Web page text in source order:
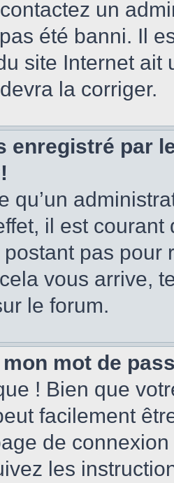
un
été banni. Il
site Internet
la corriger.
enregistré par
qu’un
il est
pas
vous arrive,
le forum.
mon mot de
! Bien que
facilement
de
les